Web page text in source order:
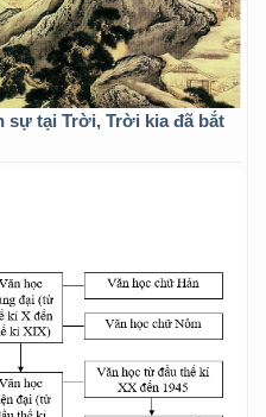
sự tại Trời, Trời kia đã bắt